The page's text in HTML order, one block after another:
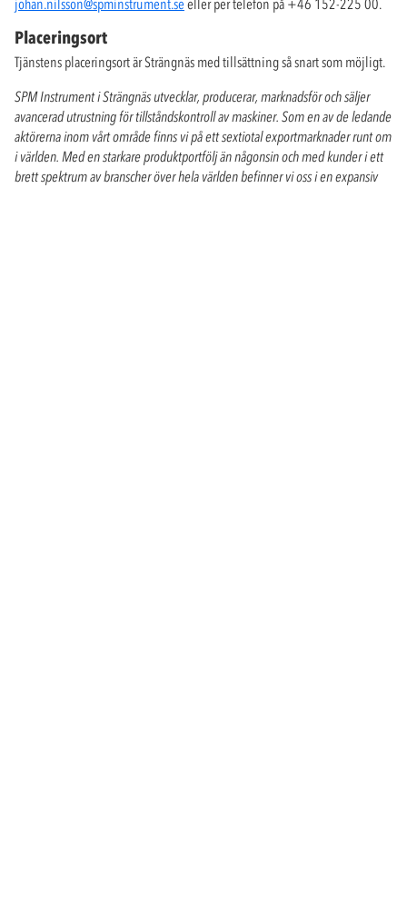
Placeringsort
Tjänstens placeringsort är Strängnäs med tillsättning så snart som möjligt.
SPM Instrument i Strängnäs utvecklar, producerar, marknadsför och säljer
avancerad utrustning för tillståndskontroll av maskiner. Som en av de ledande
aktörerna inom vårt område finns vi på ett sextiotal exportmarknader runt om
i världen. Med en starkare produktportfölj än någonsin och med kunder i ett
brett spektrum av branscher över hela världen befinner vi oss i en expansiv